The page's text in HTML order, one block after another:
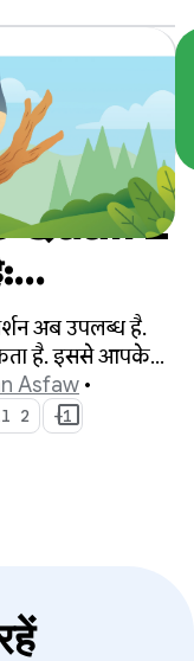
Quail 2
एआई
करें
अब उपलब्ध है.
है. इससे आपके
की गई मेमोरी
रेमेडिएशन की
Asfaw •
2 +1